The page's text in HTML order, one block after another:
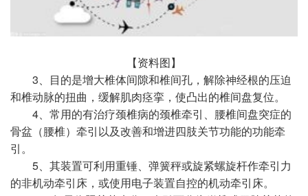
【资料图】
3、目的是增大椎体间隙和椎间孔，解除神经根的压迫
和椎动脉的扭曲，缓解肌肉痉挛，使凸出的椎间盘复位。
4、常用的有治疗颈椎病的颈椎牵引、腰椎间盘突症的
骨盆（腰椎）牵引以及改善和增进四肢关节功能的功能牵
引。
5、其装置可利用重锤、弹簧秤或旋紧螺旋杆作牵引力
的非机动牵引床，或使用电子装置自控的机动牵引床。